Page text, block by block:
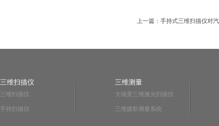
上一篇：手持式三维扫描仪对
三维扫描仪
三维扫描仪
手持扫描仪
三维测量
大场景三维激光扫描仪
三维摄影测量系统